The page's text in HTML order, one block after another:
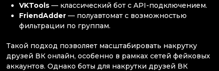
VKTools — классический бот с API-подключением.
FriendAdder — полуавтомат с возможностью
фильтрации по группам.
Такой подход позволяет масштабировать накрутку
друзей ВК онлайн, особенно в рамках сетей фейковых
аккаунтов. Однако боты для накрутки друзей ВК